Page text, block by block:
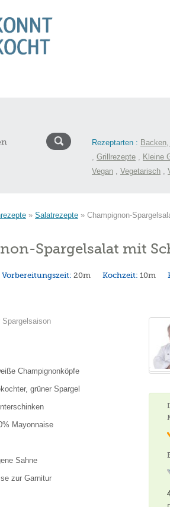
Rezeptarten :
, Grillrezepte , Kleine
Vegan , Vegetarisch ,
» Salatrezepte » Champignon-
Spargelsalat mit
Vorbereitungszeit: 20m Kochzeit: 10m
Spargelsaison
Champignonköpfe
grüner Spargel
Mayonnaise
Sahne
zur Garnitur